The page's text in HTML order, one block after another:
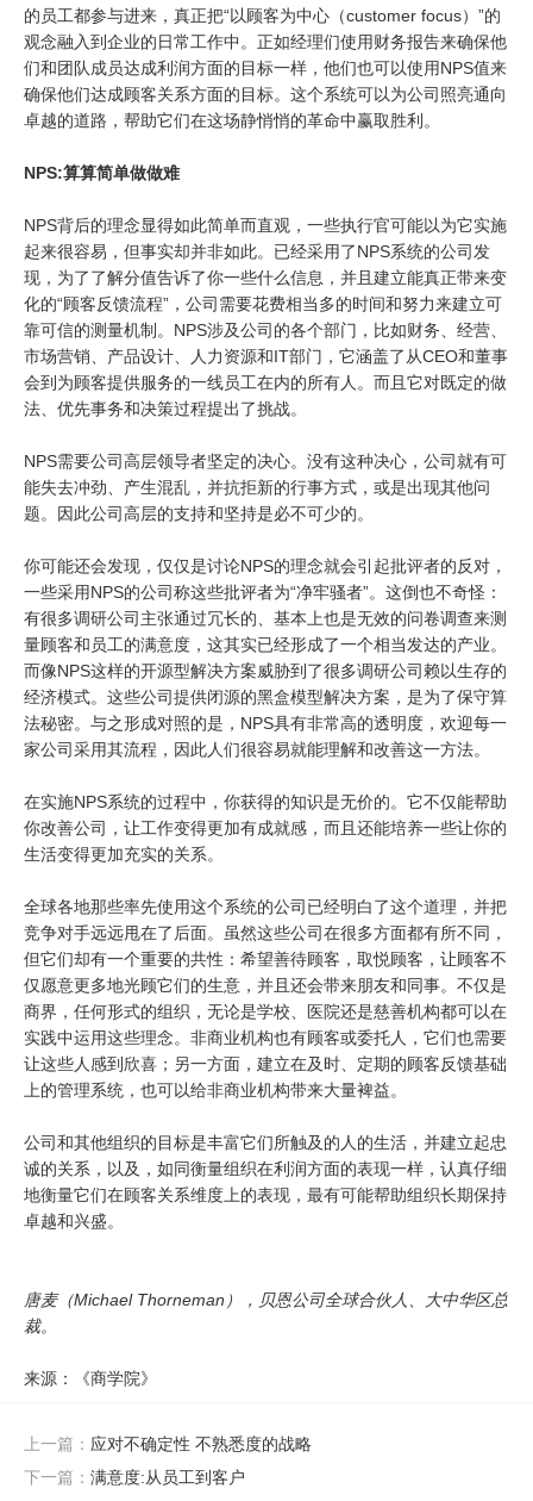
的员工都参与进来，真正把“以顾客为中心（customer focus）”的
观念融入到企业的日常工作中。正如经理们使用财务报告来确保他
们和团队成员达成利润方面的目标一样，他们也可以使用NPS值来
确保他们达成顾客关系方面的目标。这个系统可以为公司照亮通向
卓越的道路，帮助它们在这场静悄悄的革命中赢取胜利。
NPS:算算简单做做难
NPS背后的理念显得如此简单而直观，一些执行官可能以为它实施
起来很容易，但事实却并非如此。已经采用了NPS系统的公司发
现，为了了解分值告诉了你一些什么信息，并且建立能真正带来变
化的“顾客反馈流程”，公司需要花费相当多的时间和努力来建立可
靠可信的测量机制。NPS涉及公司的各个部门，比如财务、经营、
市场营销、产品设计、人力资源和IT部门，它涵盖了从CEO和董事
会到为顾客提供服务的一线员工在内的所有人。而且它对既定的做
法、优先事务和决策过程提出了挑战。
NPS需要公司高层领导者坚定的决心。没有这种决心，公司就有可
能失去冲劲、产生混乱，并抗拒新的行事方式，或是出现其他问
题。因此公司高层的支持和坚持是必不可少的。
你可能还会发现，仅仅是讨论NPS的理念就会引起批评者的反对，
一些采用NPS的公司称这些批评者为“净牢骚者”。这倒也不奇怪：
有很多调研公司主张通过冗长的、基本上也是无效的问卷调查来测
量顾客和员工的满意度，这其实已经形成了一个相当发达的产业。
而像NPS这样的开源型解决方案威胁到了很多调研公司赖以生存的
经济模式。这些公司提供闭源的黑盒模型解决方案，是为了保守算
法秘密。与之形成对照的是，NPS具有非常高的透明度，欢迎每一
家公司采用其流程，因此人们很容易就能理解和改善这一方法。
在实施NPS系统的过程中，你获得的知识是无价的。它不仅能帮助
你改善公司，让工作变得更加有成就感，而且还能培养一些让你的
生活变得更加充实的关系。
全球各地那些率先使用这个系统的公司已经明白了这个道理，并把
竞争对手远远甩在了后面。虽然这些公司在很多方面都有所不同，
但它们却有一个重要的共性：希望善待顾客，取悦顾客，让顾客不
仅愿意更多地光顾它们的生意，并且还会带来朋友和同事。不仅是
商界，任何形式的组织，无论是学校、医院还是慈善机构都可以在
实践中运用这些理念。非商业机构也有顾客或委托人，它们也需要
让这些人感到欣喜；另一方面，建立在及时、定期的顾客反馈基础
上的管理系统，也可以给非商业机构带来大量裨益。
公司和其他组织的目标是丰富它们所触及的人的生活，并建立起忠
诚的关系，以及，如同衡量组织在利润方面的表现一样，认真仔细
地衡量它们在顾客关系维度上的表现，最有可能帮助组织长期保持
卓越和兴盛。
唐麦（Michael Thorneman），贝恩公司全球合伙人、大中华区总
裁。
来源：《商学院》
上一篇： 应对不确定性 不熟悉度的战略
下一篇： 满意度:从员工到客户